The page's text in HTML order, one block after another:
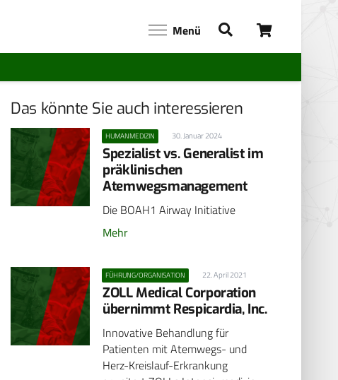
Menü
Das könnte Sie auch interessieren
HUMANMEDIZIN 30. Januar 2024
Spezialist vs. Generalist im
präklinischen
Atemwegsmanagement
Die BOAH1 Airway Initiative
Mehr
FÜHRUNG/ORGANISATION 22. April 2021
ZOLL Medical Corporation
übernimmt Respicardia, Inc.
Innovative Behandlung für
Patienten mit Atemwegs- und
Herz-Kreislauf-Erkrankung